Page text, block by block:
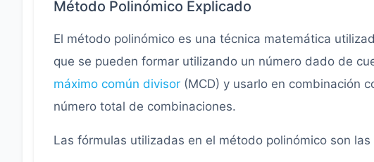
Método Polinómico Explicado
El método polinómico es una técnica matemática
que se pueden formar utilizando un número dado de
máximo común divisor (MCD) y usarlo en combinación
número total de combinaciones.
Las fórmulas utilizadas en el método polinómico son las